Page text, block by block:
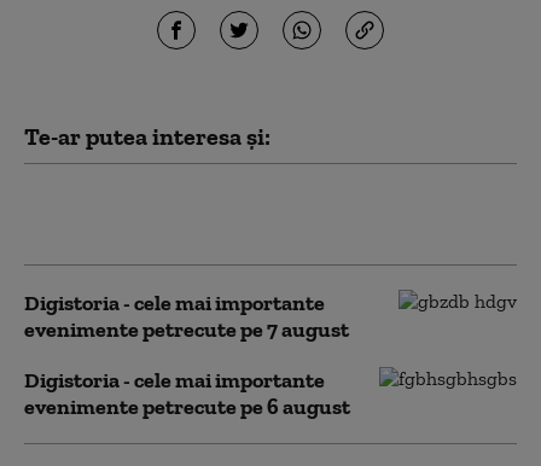
Te-ar putea interesa și:
Digistoria - cele mai importante
evenimente petrecute pe 7 august
Digistoria - cele mai importante
evenimente petrecute pe 6 august